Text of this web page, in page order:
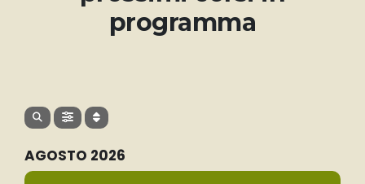
programma
AGOSTO 2026